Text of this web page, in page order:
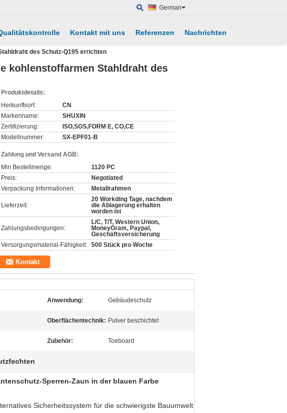
German
Kontakt mit uns Referenzen Nachrichten
des Schutz-Q195 errichten
kohlenstoffarmen Stahldraht des
Produktdetails:
Herkunftsort:
CN
Markenname:
SHUXIN
Zertifizierung:
ISO,SGS,FORM E, CO,CE
Modellnummer:
SX-EPF01-B
Zahlung und Versand AGB:
Min Bestellmenge:
1120 PC
Preis:
Negotiated
Verpackung Informationen:
Metallrahmen
Lieferzeit:
20 Workding Tage, nachdem
die Ablagerung erhalten
worden ist
Zahlungsbedingungen:
L/C, T/T, Western Union,
MoneyGram, Paypal,
Geschäftsversicherung
Versorgungsmaterial-Fähigkeit: 500 Stück pro Woche
Kontakt
Anwendung: Gebäudeschutz
Oberflächentechnik: Pulver beschichtet
Zubehör: Toeboard
Sperren-Zaun in der blauen Farbe
Sicherheitssystem für die schwierigste Bauumwelt